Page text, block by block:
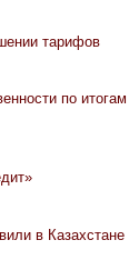
тарифов
по итогам
в Казахстане